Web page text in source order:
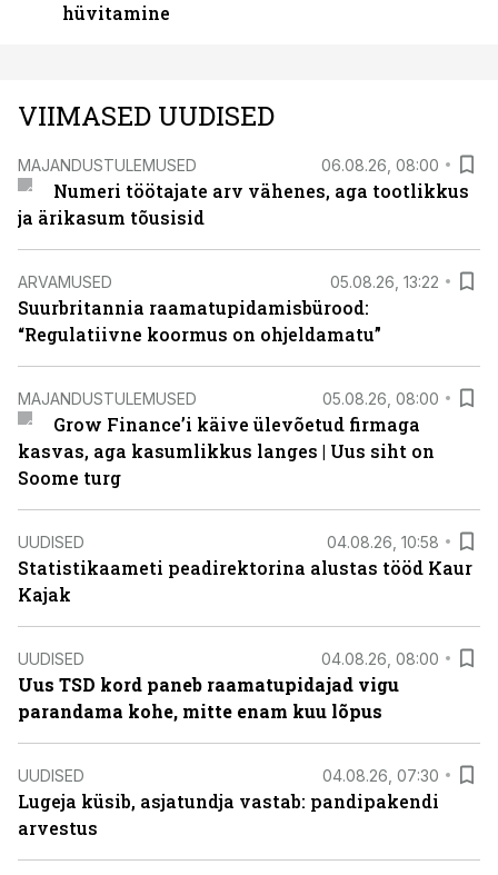
hüvitamine
VIIMASED UUDISED
MAJANDUSTULEMUSED 06.08.26, 08:00
Numeri töötajate arv vähenes, aga tootlikkus
ja ärikasum tõusisid
ARVAMUSED 05.08.26, 13:22
Suurbritannia raamatupidamisbürood:
“Regulatiivne koormus on ohjeldamatu”
MAJANDUSTULEMUSED 05.08.26, 08:00
Grow Finance’i käive ülevõetud firmaga
kasvas, aga kasumlikkus langes | Uus siht on
Soome turg
UUDISED 04.08.26, 10:58
Statistikaameti peadirektorina alustas tööd Kaur
Kajak
UUDISED 04.08.26, 08:00
Uus TSD kord paneb raamatupidajad vigu
parandama kohe, mitte enam kuu lõpus
UUDISED 04.08.26, 07:30
Lugeja küsib, asjatundja vastab: pandipakendi
arvestus